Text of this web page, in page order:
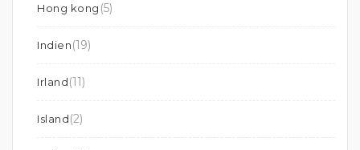
Hong kong (5)
Indien(19)
Irland(11)
Island(2)